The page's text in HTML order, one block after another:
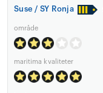
Suse / SY Ronja
område
maritima kvaliteter